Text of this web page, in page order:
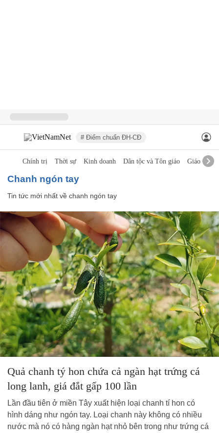
# Điểm chuẩn ĐH-CĐ
Chính trị Thời sự Kinh doanh Dân tộc và Tôn giáo Giáo dục
chanh ngón tay
Tin tức mới nhất về chanh ngón tay
Quả chanh tý hon chứa cả ngàn hạt trứng cá
long lanh, giá đắt gấp 100 lần
Lần đầu tiên ở miền Tây xuất hiện loại chanh tí hon có
hình dáng như ngón tay. Loại chanh này không có nhiều
nước mà nó có hàng ngàn hạt nhỏ bên trong như trứng cá